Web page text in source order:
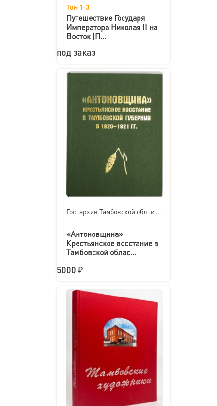
Том 1-3
Путешествие Государя
Императора Николая II на
Восток (П...
под заказ
Гос. архив Тамбовской обл. и др.
«Антоновщина»
Крестьянское восстание в
Тамбовской облас...
5000 ₽